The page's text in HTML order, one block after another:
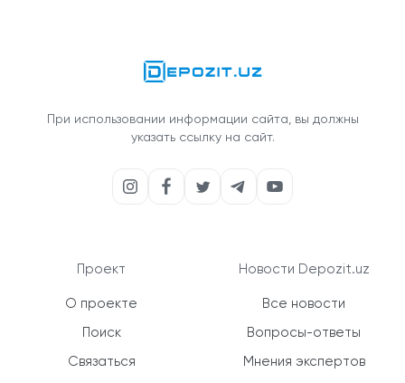
При использовании информации сайта, вы должны
указать ссылку на сайт.
Проект
О проекте
Поиск
Связаться
Новости Depozit.uz
Все новости
Вопросы-ответы
Мнения экспертов